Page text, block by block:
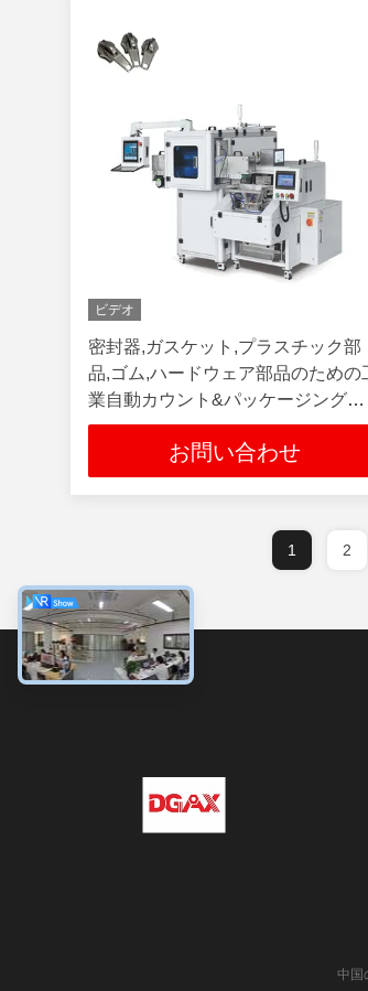
ビデオ
密封器,ガスケット,プラスチック部
品,ゴム,ハードウェア部品のための
業自動カウント&パッケージングマ
シン
お問い合わせ
1 2
中国